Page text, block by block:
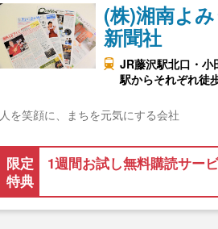
(株)湘南よみ
新聞社
JR藤沢駅北口・小
駅からそれぞれ徒
人を笑顔に、まちを元気にする会社
限定
特典
1週間お試し無料購読サー